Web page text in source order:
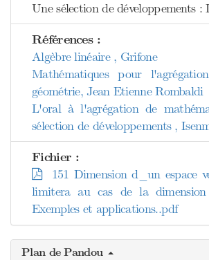
Une sélection de développements :
Références :
Algèbre linéaire , Grifone
Mathématiques pour
géométrie, Jean Etienne Rombaldi
L'oral à l'agrégation de
sélection de développements ,
Fichier :
151 Dimension d_un espace
limitera au cas de la
Exemples et applications..pdf
Plan de Pandou